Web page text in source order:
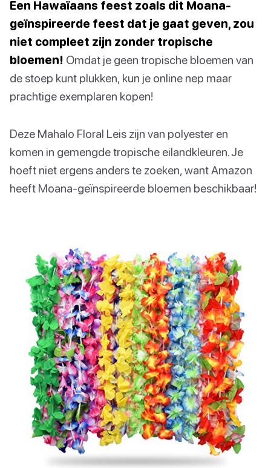
Een Hawaïaans feest zoals dit Moana-
geïnspireerde feest dat je gaat geven, zou
niet compleet zijn zonder tropische
bloemen! Omdat je geen tropische bloemen van
de stoep kunt plukken, kun je online nep maar
prachtige exemplaren kopen!
Deze Mahalo Floral Leis zijn van polyester en
komen in gemengde tropische eilandkleuren. Je
hoeft niet ergens anders te zoeken, want Amazon
heeft Moana-geïnspireerde bloemen beschikbaar!